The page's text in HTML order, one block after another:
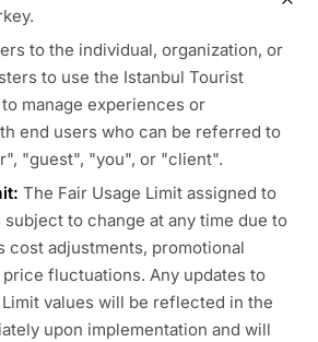
to the individual, organization, or
to use the Istanbul Tourist
manage experiences or
end users who can be referred to
"guest", "you", or "client".
The Fair Usage Limit assigned to
to change at any time due to
cost adjustments, promotional
fluctuations. Any updates to
values will be reflected in the
upon implementation and will